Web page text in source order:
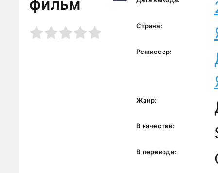
фильм
5 Страна:
Режиссер:
Жанр:
В качестве:
В переводе: